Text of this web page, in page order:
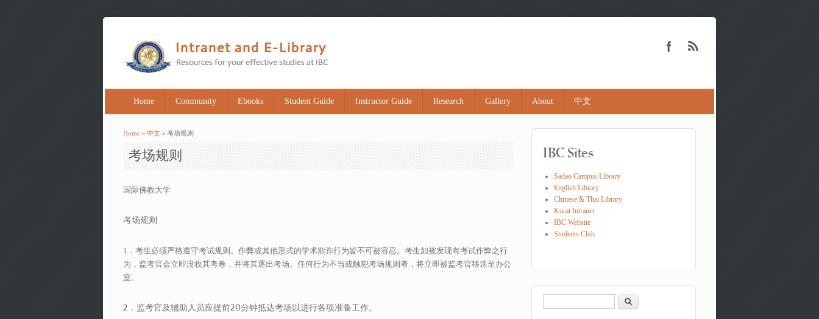
Home Community Ebooks Student Guide Instructor Guide Research Gallery About 中文
You are here
Home » 中文 » 考场规则
考场规则
国际佛教大学
考场规则
1．考生必须严格遵守考试规则。作弊或其他形式的学术欺诈行为皆不可被容忍。考生如被发现有考试作弊之行
为，监考官会立即没收其考卷，并将其逐出考场。任何行为不当或触犯考场规则者，将立即被监考官移送至办公
室。
2．监考官及辅助人员应提前20分钟抵达考场以进行各项准备工作。
IBC Sites
Sadao Campus Library
English Library
Chinese & Thai Library
Korat Intranet
IBC Website
Students Club
Search form
Search